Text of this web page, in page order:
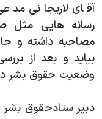
آقای لاریجانی
رسانه هایی مثل
مصاحبه داشته و
بیاید و بعد از
وضعیت حقوق بشر
دبیر ستادحقوق